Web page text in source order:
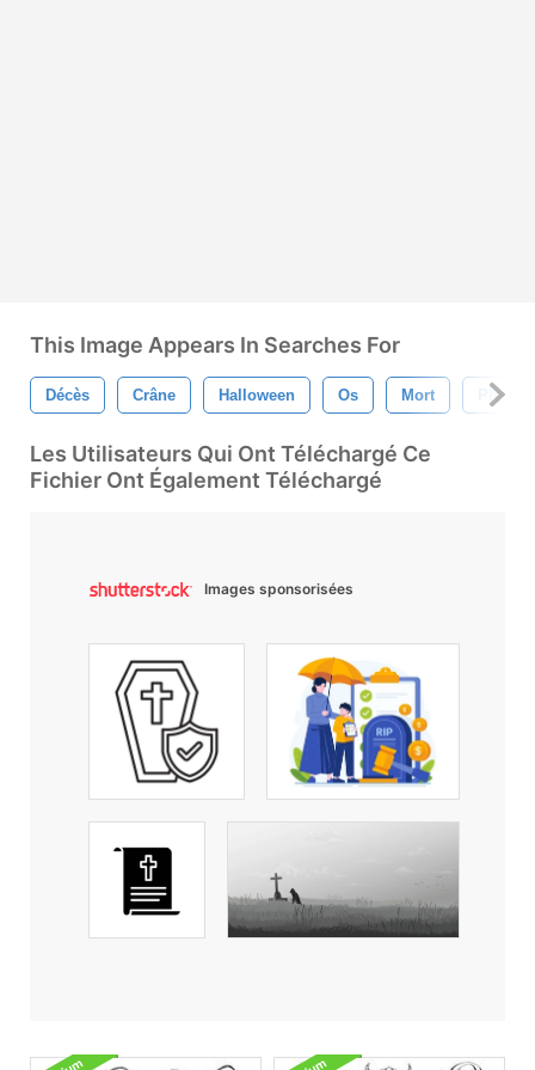
This Image Appears In Searches For
Décès Crâne Halloween Os Mort
Les Utilisateurs Qui Ont Téléchargé Ce
Fichier Ont Également Téléchargé
Images sponsorisées